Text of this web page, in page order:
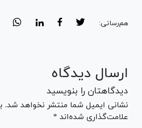
هم‌رسانی:
ارسال دیدگاه
دیدگاهتان را بنویسید
نشانی ایمیل شما منتشر نخواهد شد.
علامت‌گذاری شده‌اند *